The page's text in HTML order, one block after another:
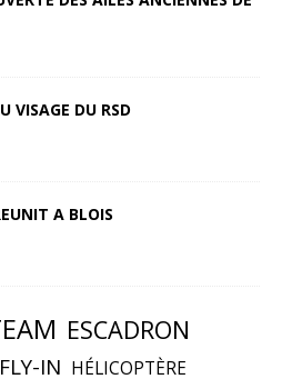
VISAGE DU RSD
A BLOIS
ESCADRON
FLY-IN HÉLICOPTÈRE